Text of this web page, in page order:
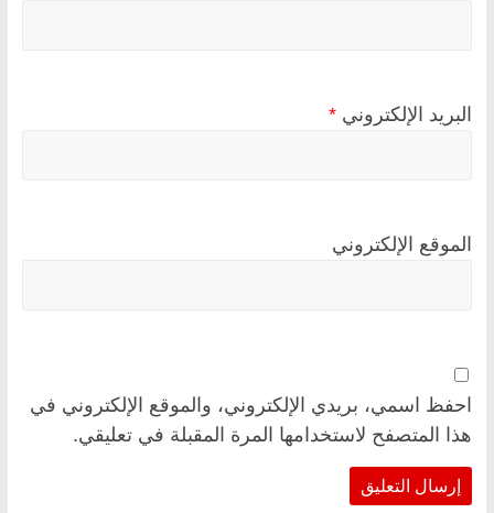
البريد الإلكتروني *
الموقع الإلكتروني
احفظ اسمي، بريدي الإلكتروني، والموقع الإلكتروني في
هذا المتصفح لاستخدامها المرة المقبلة في تعليقي.